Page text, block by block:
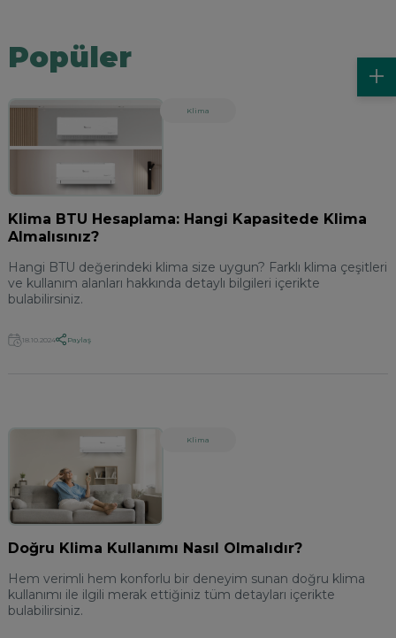
Popüler
Klima
Klima BTU Hesaplama: Hangi Kapasitede Klima
Almalısınız?
Hangi BTU değerindeki klima size uygun? Farklı klima çeşitleri
ve kullanım alanları hakkında detaylı bilgileri içerikte
bulabilirsiniz.
18.10.2024 Paylaş
Klima
Doğru Klima Kullanımı Nasıl Olmalıdır?
Hem verimli hem konforlu bir deneyim sunan doğru klima
kullanımı ile ilgili merak ettiğiniz tüm detayları içerikte
bulabilirsiniz.